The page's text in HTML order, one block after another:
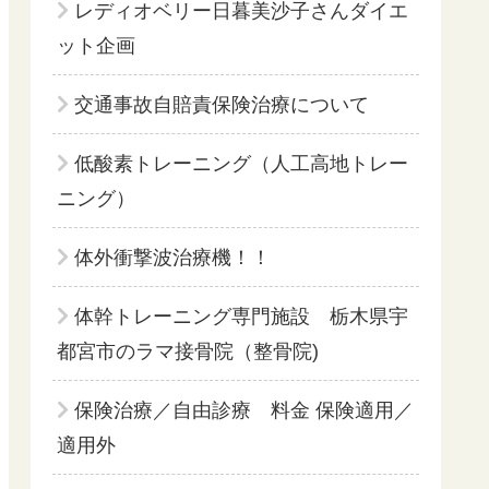
レディオベリー日暮美沙子さんダイエ
ット企画
交通事故自賠責保険治療について
低酸素トレーニング（人工高地トレー
ニング）
体外衝撃波治療機！！
体幹トレーニング専門施設 栃木県宇
都宮市のラマ接骨院（整骨院)
保険治療／自由診療 料金 保険適用／
適用外